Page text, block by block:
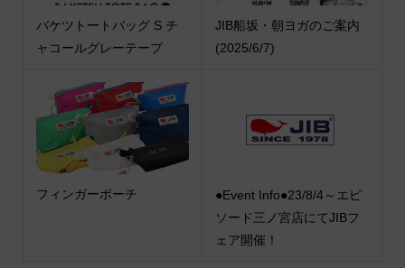
バケツトートバッグ S チ
ャコールグレーテープ
JIB船坂・朝ヨガのご案内
(2025/6/7)
フィンガーポーチ
●Event Info●23/8/4～エピ
ソード三ノ宮店にてJIBフ
ェア開催！